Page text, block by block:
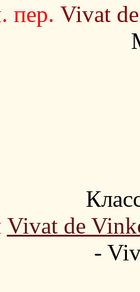
пер. Vivat
Vivat de
-